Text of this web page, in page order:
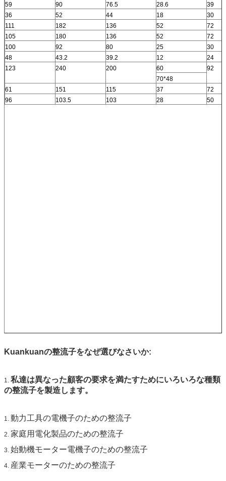
59
90 76.5 28.6
39
36
52 44 18
30
111
182 136 52
72
105
180 136 52
72
100
92 80 25
30
48
43.2 39.2 12
24
123
240 200 60
92
70*48
61
151 115 37
72
96
103.5 103 28 50
Kuankuanの整流子をなぜ選びなさいか:
1. 私達は異なった顧客の要求を満たすためにいろいろな種類
の整流子を製造します。
1. 動力工具の電機子のための整流子
2. 家庭用電化製品のための整流子
3. 始動機モーター電機子のための整流子
4. 産業モーターのための整流子